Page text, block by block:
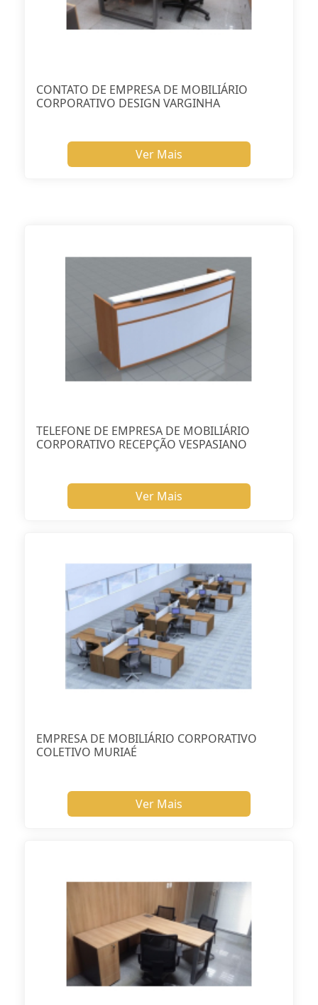
CONTATO DE EMPRESA DE MOBILIÁRIO
CORPORATIVO DESIGN VARGINHA
Ver Mais
TELEFONE DE EMPRESA DE MOBILIÁRIO
CORPORATIVO RECEPÇÃO VESPASIANO
Ver Mais
EMPRESA DE MOBILIÁRIO CORPORATIVO
COLETIVO MURIAÉ
Ver Mais